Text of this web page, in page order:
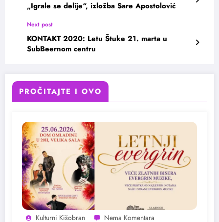
„Igrale se delije“, izložba Sare Apostolović
Next post
KONTAKT 2020: Letu Štuke 21. marta u
SubBeernom centru
PROČITAJTE I OVO
Kulturni Kišobran